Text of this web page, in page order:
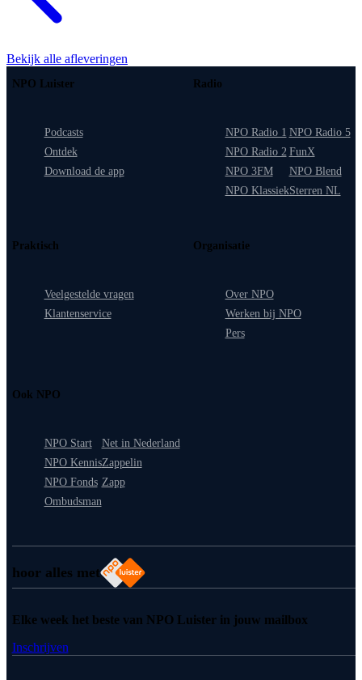
Bekijk alle afleveringen
hoor alles met
NPO Luister
Podcasts
Ontdek
Download de app
Radio
NPO Radio 1
NPO Radio 2
NPO 3FM
NPO Klassiek
NPO Radio 5
FunX
NPO Blend
Sterren NL
Praktisch
Veelgestelde vragen
Klantenservice
Organisatie
Over NPO
Werken bij NPO
Pers
Ook NPO
NPO Start
NPO Kennis
NPO Fonds
Ombudsman
Net in Nederland
Zappelin
Zapp
Elke week het beste van NPO Luister in jouw mailbox
Inschrijven